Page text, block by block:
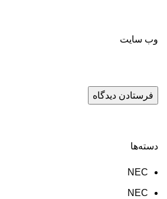
وب‌ سایت
دسته‌ها
NEC
NEC